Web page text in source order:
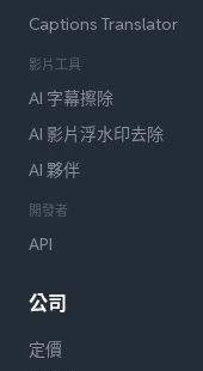
Captions Translator
影片工具
AI 字幕擦除
AI 影片浮水印去除
AI 夥伴
開發者
API
公司
定價